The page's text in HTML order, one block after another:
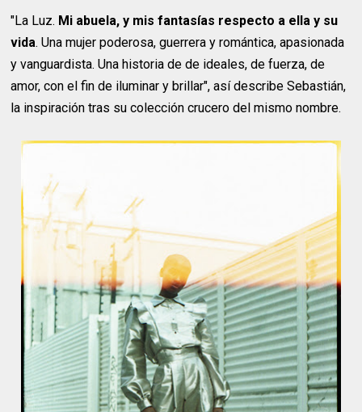
"La Luz. Mi abuela, y mis fantasías respecto a ella y su
vida. Una mujer poderosa, guerrera y romántica, apasionada
y vanguardista. Una historia de de ideales, de fuerza, de
amor, con el fin de iluminar y brillar", así describe Sebastián,
la inspiración tras su colección crucero del mismo nombre.